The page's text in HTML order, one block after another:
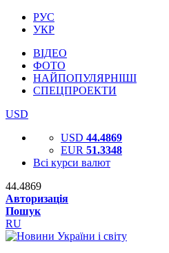
РУС
УКР
ВІДЕО
ФОТО
НАЙПОПУЛЯРНІШІ
СПЕЦПРОЕКТИ
USD
USD 44.4869
EUR 51.3348
Всі курси валют
44.4869
Авторизація
Пошук
RU